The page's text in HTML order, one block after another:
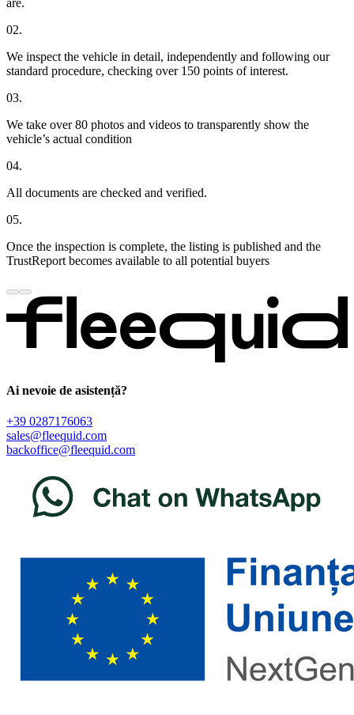
are.
02.
We inspect the vehicle in detail, independently and following our
standard procedure, checking over 150 points of interest.
03.
We take over 80 photos and videos to transparently show the
vehicle’s actual condition
04.
All documents are checked and verified.
05.
Once the inspection is complete, the listing is published and the
TrustReport becomes available to all potential buyers
Ai nevoie de asistență?
+39 0287176063
sales@fleequid.com
backoffice@fleequid.com